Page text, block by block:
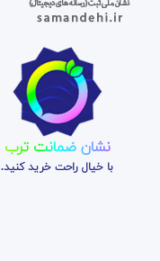
نشان ضمانت ترب
با خیال راحت خرید کنید.